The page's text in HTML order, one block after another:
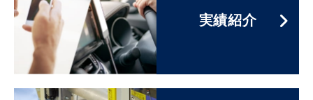
実績紹介